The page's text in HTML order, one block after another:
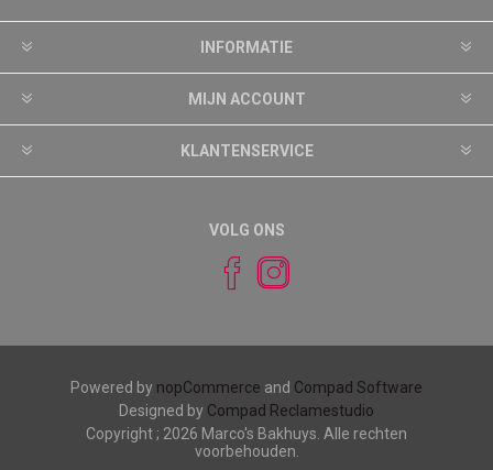
INFORMATIE
MIJN ACCOUNT
KLANTENSERVICE
VOLG ONS
Powered by nopCommerce and Compad Software
Designed by Compad Reclamestudio
Copyright ; 2026 Marco's Bakhuys. Alle rechten
voorbehouden.